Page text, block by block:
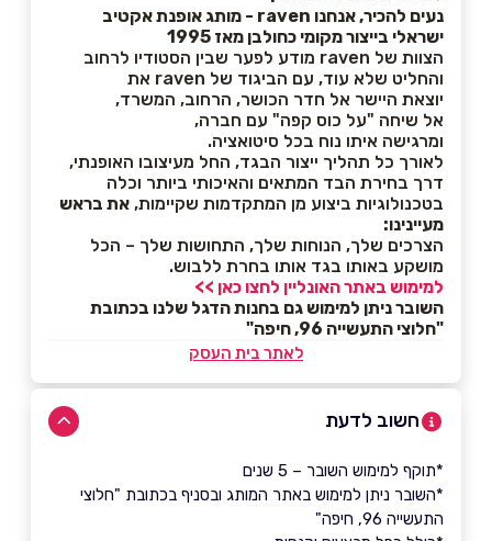
נעים להכיר, אנחנו raven - מותג אופנת אקטיב
ישראלי בייצור מקומי כחולבן מאז 1995
הצוות של raven מודע לפער שבין הסטודיו לרחוב
והחליט שלא עוד, עם הביגוד של raven את
יוצאת היישר אל חדר הכושר, הרחוב, המשרד,
אל שיחה "על כוס קפה" עם חברה,
ומרגישה איתו נוח בכל סיטואציה.
לאורך כל תהליך ייצור הבגד, החל מעיצובו האופנתי,
דרך בחירת הבד המתאים והאיכותי ביותר וכלה
בטכנולוגיות ביצוע מן המתקדמות שקיימות, את בראש
מעיינינו:
הצרכים שלך, הנוחות שלך, התחושות שלך – הכל
מושקע באותו בגד אותו בחרת ללבוש.
למימוש באתר האונליין לחצו כאן >>
השובר ניתן למימוש גם בחנות הדגל שלנו בכתובת
"חלוצי התעשייה 96, חיפה"
לאתר בית העסק
חשוב לדעת
*תוקף למימוש השובר – 5 שנים
*השובר ניתן למימוש באתר המותג ובסניף בכתובת "חלוצי
התעשייה 96, חיפה"